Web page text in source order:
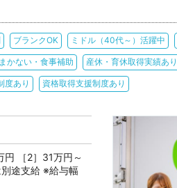
ブランクOK ミドル（40代～）活躍中
まかない・食事補助 産休・育休取得実績あり
度あり 資格取得支援制度あり
［2］31万円～
途支給 ※給与幅